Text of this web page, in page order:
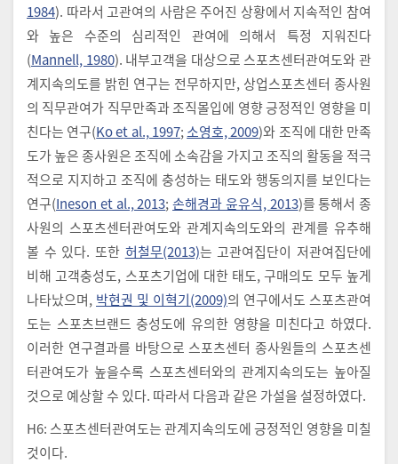
1984). 따라서 고관여의 사람은 주어진 상황에서 지속적인 참여
와 높은 수준의 심리적인 관여에 의해서 특정 지워진다
(Mannell, 1980). 내부고객을 대상으로 스포츠센터관여도와 관
계지속의도를 밝힌 연구는 전무하지만, 상업스포츠센터 종사원
의 직무관여가 직무만족과 조직몰입에 영향 긍정적인 영향을 미
친다는 연구(Ko et al., 1997; 소영호, 2009)와 조직에 대한 만족
도가 높은 종사원은 조직에 소속감을 가지고 조직의 활동을 적극
적으로 지지하고 조직에 충성하는 태도와 행동의지를 보인다는
연구(Ineson et al., 2013; 손해경과 윤유식, 2013)를 통해서 종
사원의 스포츠센터관여도와 관계지속의도와의 관계를 유추해
볼 수 있다. 또한 허철무(2013)는 고관여집단이 저관여집단에
비해 고객충성도, 스포츠기업에 대한 태도, 구매의도 모두 높게
나타났으며, 박현권 및 이혁기(2009)의 연구에서도 스포츠관여
도는 스포츠브랜드 충성도에 유의한 영향을 미친다고 하였다.
이러한 연구결과를 바탕으로 스포츠센터 종사원들의 스포츠센
터관여도가 높을수록 스포츠센터와의 관계지속의도는 높아질
것으로 예상할 수 있다. 따라서 다음과 같은 가설을 설정하였다.
H6: 스포츠센터관여도는 관계지속의도에 긍정적인 영향을 미칠
것이다.